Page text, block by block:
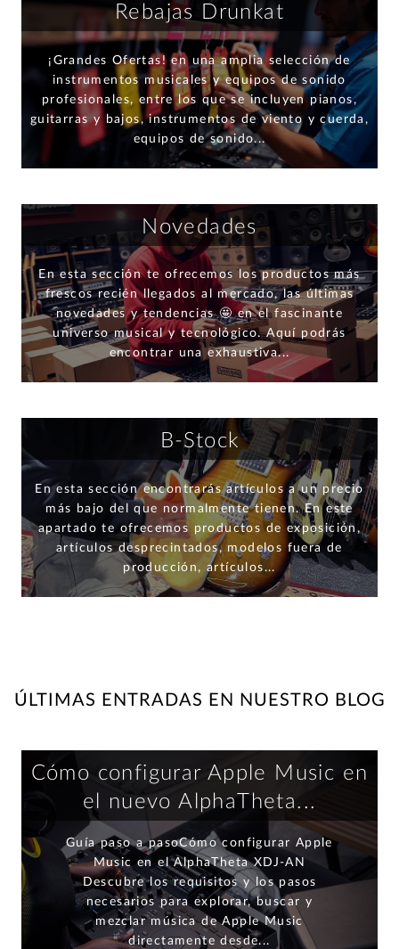
Rebajas Drunkat
¡Grandes Ofertas! en una amplia selección de
instrumentos musicales y equipos de sonido
profesionales, entre los que se incluyen pianos,
guitarras y bajos, instrumentos de viento y cuerda,
equipos de sonido...
Novedades
En esta sección te ofrecemos los productos más
frescos recién llegados al mercado, las últimas
novedades y tendencias 🤩 en el fascinante
universo musical y tecnológico. Aquí podrás
encontrar una exhaustiva...
B-Stock
En esta sección encontrarás artículos a un precio
más bajo del que normalmente tienen. En este
apartado te ofrecemos productos de exposición,
artículos desprecintados, modelos fuera de
producción, artículos...
ÚLTIMAS ENTRADAS EN NUESTRO BLOG
Cómo configurar Apple Music en
el nuevo AlphaTheta...
Guía paso a pasoCómo configurar Apple
Music en el AlphaTheta XDJ-AN
Descubre los requisitos y los pasos
necesarios para explorar, buscar y
mezclar música de Apple Music
directamente desde...